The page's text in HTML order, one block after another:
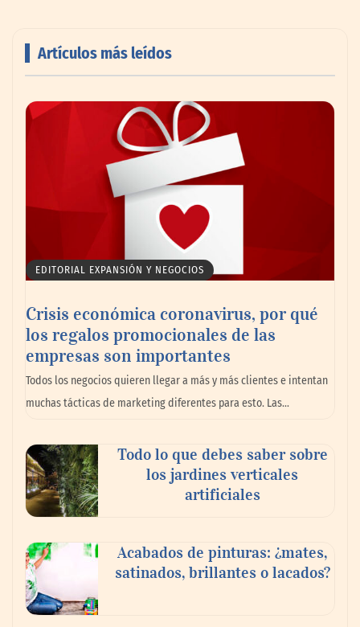
impulsando la colaboración en el sector
La omnicanalidad redefine la forma de
planear viajes en México
Artículos más leídos
EDITORIAL EXPANSIÓN Y NEGOCIOS
Crisis económica coronavirus, por qué
los regalos promocionales de las
empresas son importantes
Todos los negocios quieren llegar a más y más clientes e intentan
muchas tácticas de marketing diferentes para esto. Las…
Todo lo que debes saber sobre
los jardines verticales
artificiales
Acabados de pinturas: ¿mates,
satinados, brillantes o lacados?